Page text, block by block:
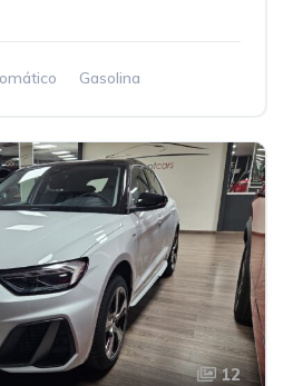
Gasolina
12